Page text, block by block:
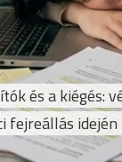
és a kiégés:
fejreállás idején